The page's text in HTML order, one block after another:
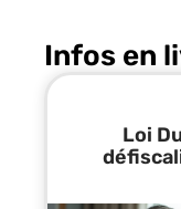
Infos en
Loi